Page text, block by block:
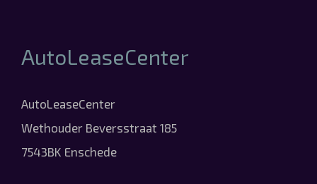
AutoLeaseCenter
AutoLeaseCenter
Wethouder Beversstraat 185
7543BK Enschede